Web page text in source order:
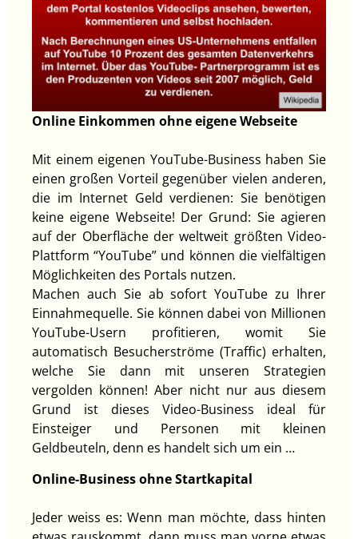
Online Einkommen ohne eigene Webseite
Mit einem eigenen YouTube-Business haben Sie
einen großen Vorteil gegenüber vielen anderen,
die im Internet Geld verdienen: Sie benötigen
keine eigene Webseite! Der Grund: Sie agieren
auf der Oberfläche der weltweit größten Video-
Plattform “YouTube” und können die vielfältigen
Möglichkeiten des Portals nutzen.
Machen auch Sie ab sofort YouTube zu Ihrer
Einnahmequelle. Sie können dabei von Millionen
YouTube-Usern profitieren, womit Sie
automatisch Besucherströme (Traffic) erhalten,
welche Sie dann mit unseren Strategien
vergolden können! Aber nicht nur aus diesem
Grund ist dieses Video-Business ideal für
Einsteiger und Personen mit kleinen
Geldbeuteln, denn es handelt sich um ein …
Online-Business ohne Startkapital
Jeder weiss es: Wenn man möchte, dass hinten